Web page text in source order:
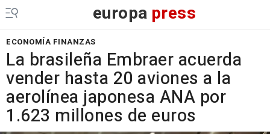
europa press
ECONOMÍA FINANZAS
La brasileña Embraer acuerda
vender hasta 20 aviones a la
aerolínea japonesa ANA por
1.623 millones de euros